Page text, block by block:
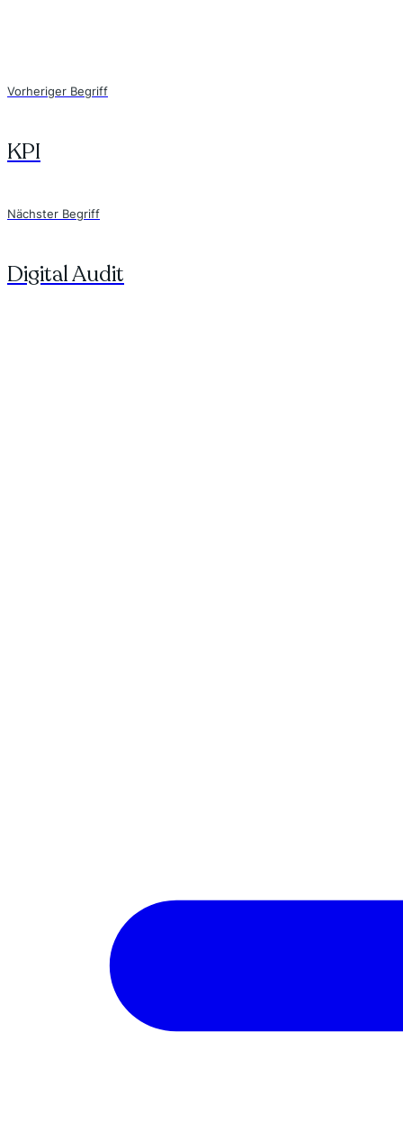
Vorheriger Begriff
KPI
Nächster Begriff
Digital Audit